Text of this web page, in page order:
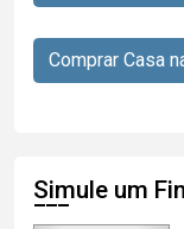
Comprar Casa
Simule um